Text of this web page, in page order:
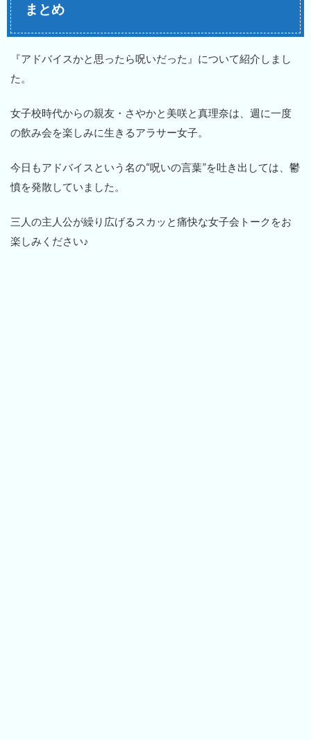
まとめ
『アドバイスかと思ったら呪いだった』について紹介しまし
た。
女子校時代からの親友・さやかと美咲と真理奈は、週に一度
の飲み会を楽しみに生きるアラサー女子。
今日もアドバイスという名の“呪いの言葉”を吐き出しては、鬱
憤を発散していました。
三人の主人公が繰り広げるスカッと痛快な女子会トークをお
楽しみください♪